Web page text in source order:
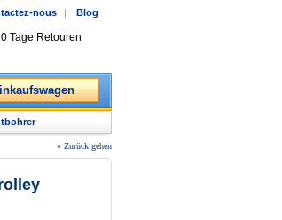
nous | Blog
Tage Retouren
« Zurück gehen